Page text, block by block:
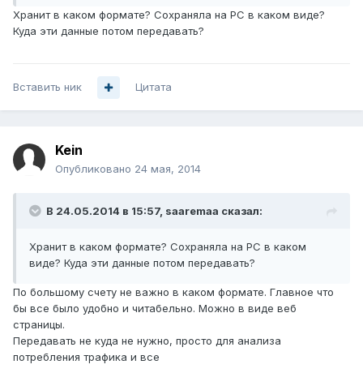
Хранит в каком формате? Сохраняла на PC в каком виде?
Куда эти данные потом передавать?
Вставить ник Цитата
Kein
Опубликовано 24 мая, 2014
В 24.05.2014 в 15:57, saaremaa сказал:
Хранит в каком формате? Сохраняла на PC в каком
виде? Куда эти данные потом передавать?
По большому счету не важно в каком формате. Главное что
бы все было удобно и читабельно. Можно в виде веб
страницы.
Передавать не куда не нужно, просто для анализа
потребления трафика и все